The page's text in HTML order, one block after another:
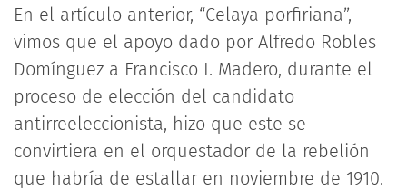
En el artículo anterior, “Celaya porfiriana”,
vimos que el apoyo dado por Alfredo Robles
Domínguez a Francisco I. Madero, durante el
proceso de elección del candidato
antirreeleccionista, hizo que este se
convirtiera en el orquestador de la rebelión
que habría de estallar en noviembre de 1910.